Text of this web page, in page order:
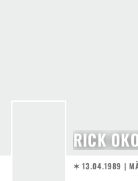
RICK
✶ 13.04.1989 |